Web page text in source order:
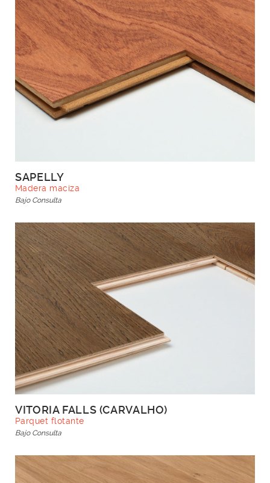
SAPELLY
Madera maciza
Bajo Consulta
VITORIA FALLS (CARVALHO)
Parquet flotante
Bajo Consulta